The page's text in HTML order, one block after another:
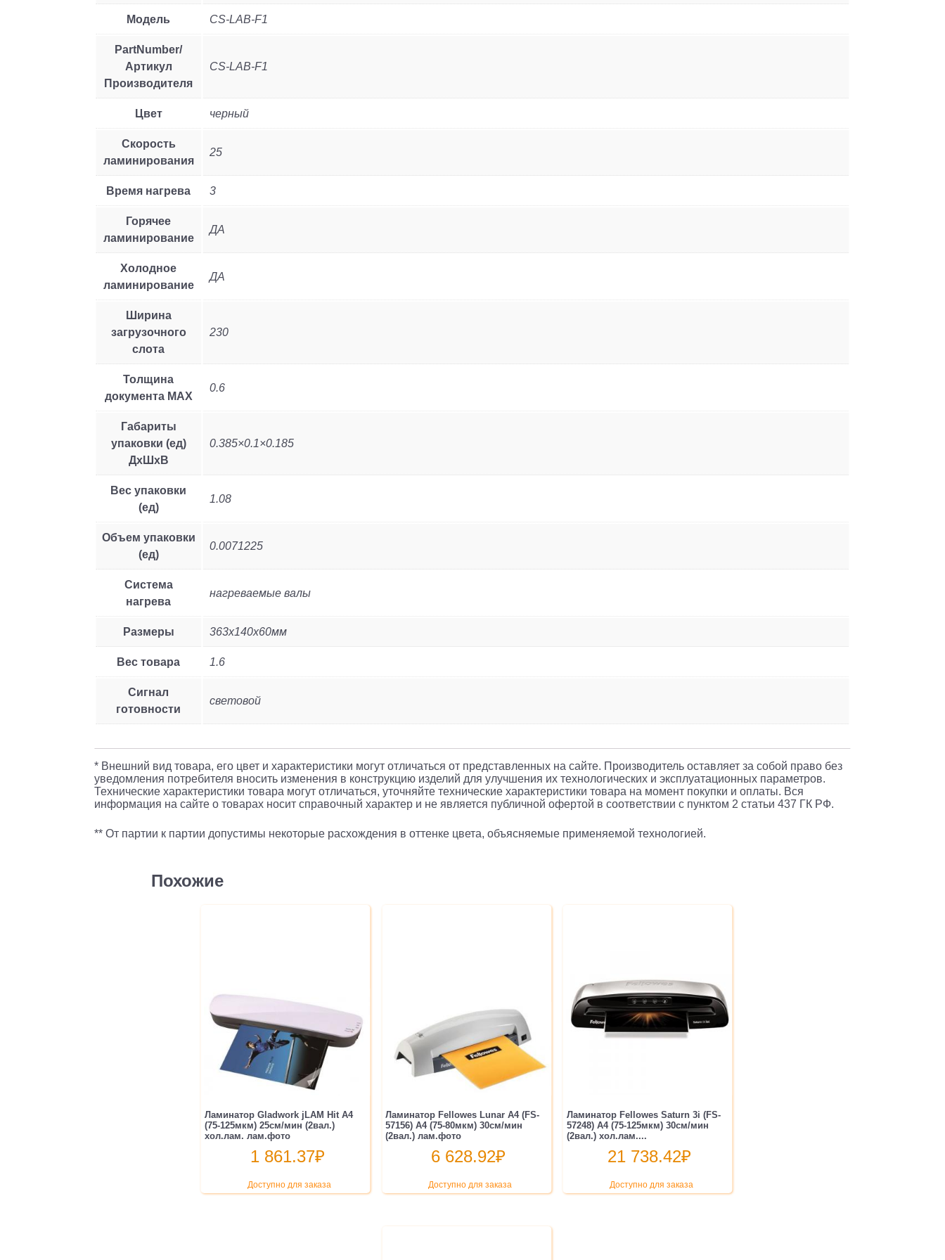
Модель CS-LAB-F1
PartNumber/
Артикул
Производителя
CS-LAB-F1
Цвет черный
Скорость
ламинирования
25
Время нагрева 3
Горячее
ламинирование
ДА
Холодное
ламинирование
ДА
Ширина
загрузочного
слота
230
Толщина
документа MAX
0.6
Габариты
упаковки (ед)
ДхШхВ
0.385×0.1×0.185
Вес упаковки
(ед)
1.08
Объем упаковки
(ед)
0.0071225
Система
нагрева
нагреваемые валы
Размеры 363x140x60мм
Вес товара 1.6
Сигнал
готовности
световой
* Внешний вид товара, его цвет и характеристики могут отличаться от представленных на сайте. Производитель оставляет за собой право без
уведомления потребителя вносить изменения в конструкцию изделий для улучшения их технологических и эксплуатационных параметров.
Технические характеристики товара могут отличаться, уточняйте технические характеристики товара на момент покупки и оплаты. Вся
информация на сайте о товарах носит справочный характер и не является публичной офертой в соответствии с пунктом 2 статьи 437 ГК РФ.
** От партии к партии допустимы некоторые расхождения в оттенке цвета, объясняемые применяемой технологией.
Похожие
Ламинатор Gladwork jLAM Hit A4
(75-125мкм) 25см/мин (2вал.)
хол.лам. лам.фото
1 861.37₽
Доступно для заказа
Ламинатор Fellowes Lunar A4 (FS-
57156) A4 (75-80мкм) 30см/мин
(2вал.) лам.фото
6 628.92₽
Доступно для заказа
Ламинатор Fellowes Saturn 3i (FS-
57248) A4 (75-125мкм) 30см/мин
(2вал.) хол.лам....
21 738.42₽
Доступно для заказа